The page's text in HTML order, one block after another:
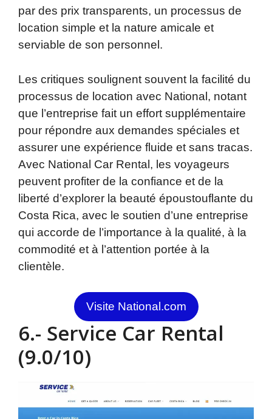
par des prix transparents, un processus de
location simple et la nature amicale et
serviable de son personnel.
Les critiques soulignent souvent la facilité du
processus de location avec National, notant
que l’entreprise fait un effort supplémentaire
pour répondre aux demandes spéciales et
assurer une expérience fluide et sans tracas.
Avec National Car Rental, les voyageurs
peuvent profiter de la confiance et de la
liberté d’explorer la beauté époustouflante du
Costa Rica, avec le soutien d’une entreprise
qui accorde de l’importance à la qualité, à la
commodité et à l’attention portée à la
clientèle.
Visite National.com
6.- Service Car Rental
(9.0/10)